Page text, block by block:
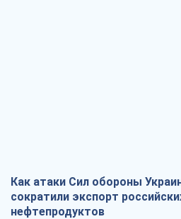
Как атаки Сил обороны
сократили экспорт
нефтепродуктов